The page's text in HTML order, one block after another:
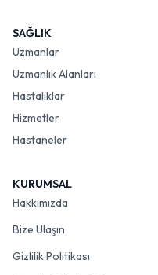
SAĞLIK
Uzmanlar
Uzmanlık Alanları
Hastalıklar
Hizmetler
Hastaneler
KURUMSAL
Hakkımızda
Bize Ulaşın
Gizlilik Politikası